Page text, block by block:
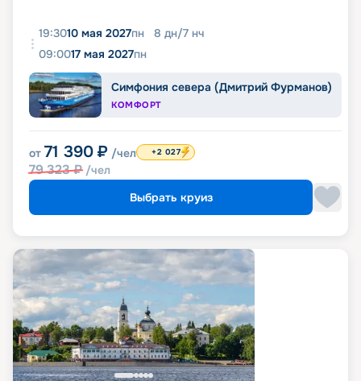
19:3010 мая 2027пн 8 дн/7 нч
09:0017 мая 2027пн
Симфония севера (Дмитрий Фурманов)
КОМФОРТ
от 71 390 ₽ /чел
79 323₽ /чел
+2 027
Выбрать круиз